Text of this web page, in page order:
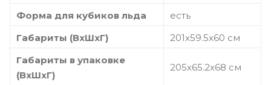
Форма для кубиков льда
есть
Габариты (ВхШхГ)
201x59.5x60 см
Габариты в упаковке
(ВхШхГ)
205х65.2х68 см